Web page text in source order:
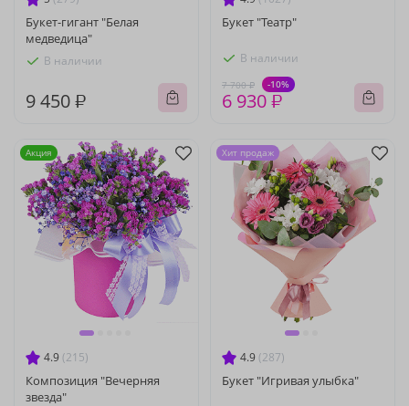
Букет-гигант "Белая
медведица"
В наличии
9 450 ₽
Букет "Театр"
В наличии
7 700 ₽ -10%
6 930 ₽
4.9 (215)
Композиция "Вечерняя
звезда"
Акция
4.9 (287)
Букет "Игривая улыбка"
Хит продаж